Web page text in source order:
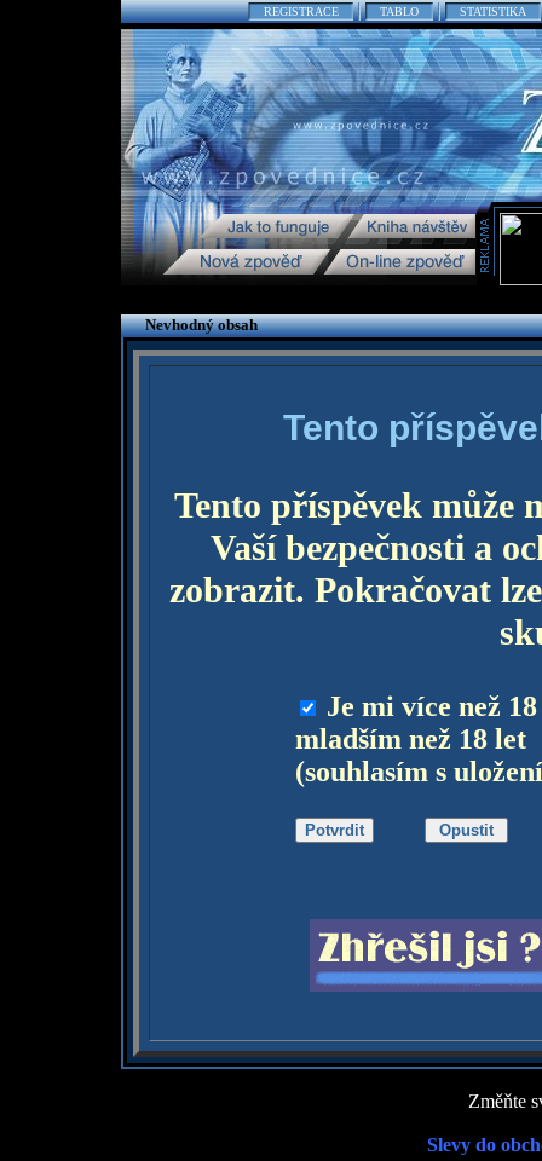
REGISTRACE TABLO STATISTIKA
Nevhodný obsah
Tento
Tento příspěvek může
Vaší bezpečnosti a
zobrazit. Pokračovat
Je mi více než
mladším než 18 let
(souhlasím s
Změňte
Slevy do